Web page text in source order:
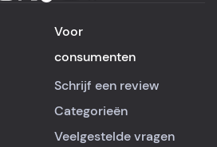
Voor
consumenten
Schrijf een review
Categorieën
Veelgestelde vragen